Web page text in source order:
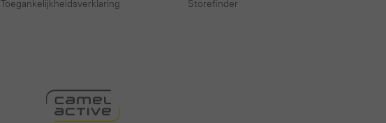
Toegankelijkheidsverklaring
Storefinder